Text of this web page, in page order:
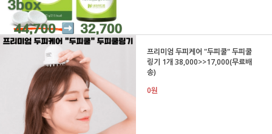
프리미엄 두피케어 "두피쿨" 두피쿨
링기 1개 38,000>>17,000(무료배
송)
0원